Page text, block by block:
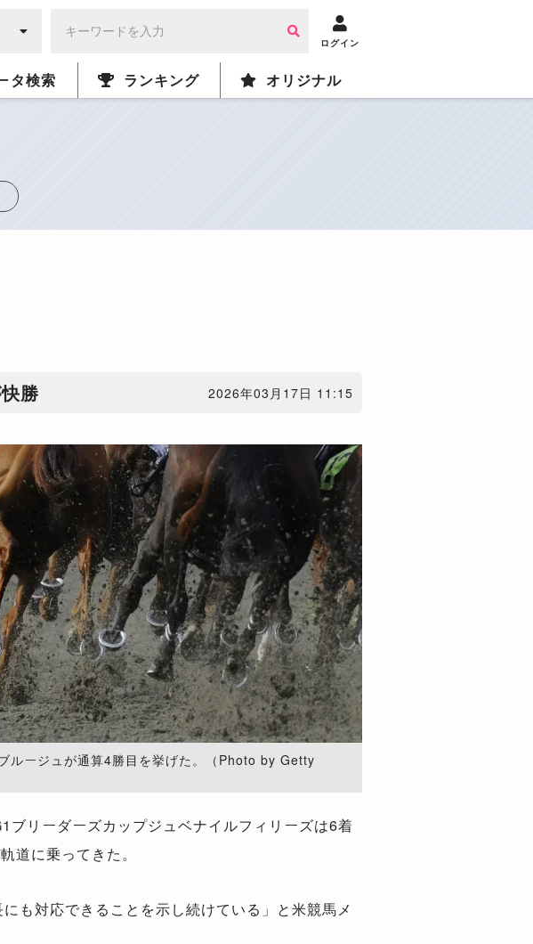
ログイン
タ検索 ランキング オリジナル
勝 2026年03月17日 11:15
ルージュが通算4勝目を挙げた。（Photo by Getty
リーダーズカップジュベナイルフィリーズは6着
道に乗ってきた。
も対応できることを示し続けている」と米競馬メ